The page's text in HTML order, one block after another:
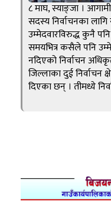
८ माघ, स्याङ्जा ।
सदस्य निर्वाचनका लागि
उम्मेदवारविरुद्ध कुनै
समयभित्र कसैले पनि
नदिएको निर्वाचन
जिल्लाका दुई निर्वाचन
दिएका छन् । तीमध्ये